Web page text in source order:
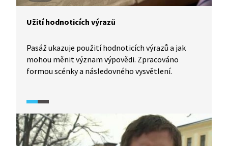
Užití hodnoticích výrazů
Pasáž ukazuje použití hodnoticích výrazů a jak
mohou měnit význam výpovědi. Zpracováno
formou scénky a následovného vysvětlení.